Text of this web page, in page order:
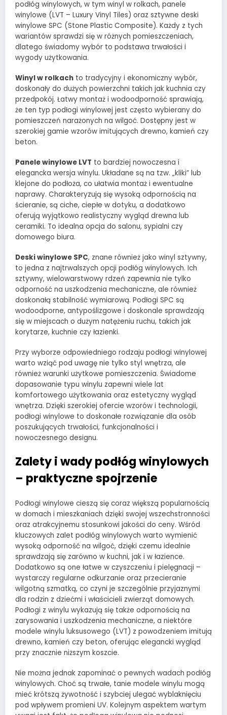
podłóg winylowych, w tym winyl w rolkach, panele
winylowe (LVT – Luxury Vinyl Tiles) oraz sztywne deski
winylowe SPC (Stone Plastic Composite). Każdy z tych
wariantów sprawdzi się w różnych pomieszczeniach,
dlatego świadomy wybór to podstawa trwałości i
wygody użytkowania.
Winyl w rolkach to tradycyjny i ekonomiczny wybór,
doskonały do dużych powierzchni takich jak kuchnia czy
przedpokój. Łatwy montaż i wodoodporność sprawiają,
że ten typ podłogi winylowej jest często wybierany do
pomieszczeń narażonych na wilgoć. Dostępny jest w
szerokiej gamie wzorów imitujących drewno, kamień czy
beton.
Panele winylowe LVT to bardziej nowoczesna i
elegancka wersja winylu. Układane są na tzw. „kliki” lub
klejone do podłoża, co ułatwia montaż i ewentualne
naprawy. Charakteryzują się wysoką odpornością na
ścieranie, są ciche, ciepłe w dotyku, a dodatkowo
oferują wyjątkowo realistyczny wygląd drewna lub
ceramiki. To idealna opcja do salonu, sypialni czy
domowego biura.
Deski winylowe SPC, znane również jako winyl sztywny,
to jedna z najtrwalszych opcji podłóg winylowych. Ich
sztywny, wielowarstwowy rdzeń zapewnia nie tylko
odporność na uszkodzenia mechaniczne, ale również
doskonałą stabilność wymiarową. Podłogi SPC są
wodoodporne, antypoślizgowe i doskonale sprawdzają
się w miejscach o dużym natężeniu ruchu, takich jak
korytarze, kuchnie czy łazienki.
Przy wyborze odpowiedniego rodzaju podłogi winylowej
warto wziąć pod uwagę nie tylko styl wnętrza, ale
również warunki użytkowe pomieszczenia. Świadome
dopasowanie typu winylu zapewni wiele lat
komfortowego użytkowania oraz estetyczny wygląd
wnętrza. Dzięki szerokiej ofercie wzorów i technologii,
podłogi winylowe to doskonałe rozwiązanie dla osób
poszukujących trwałości, funkcjonalności i
nowoczesnego designu.
Zalety i wady podłóg winylowych
– praktyczne spojrzenie
Podłogi winylowe cieszą się coraz większą popularnością
w domach i mieszkaniach dzięki swojej wszechstronności
oraz atrakcyjnemu stosunkowi jakości do ceny. Wśród
kluczowych zalet podłóg winylowych warto wymienić
wysoką odporność na wilgoć, dzięki czemu idealnie
sprawdzają się zarówno w kuchni, jak i w łazience.
Dodatkowo są one łatwe w czyszczeniu i pielęgnacji –
wystarczy regularne odkurzanie oraz przecieranie
wilgotną szmatką, co czyni je szczególnie przyjaznymi
dla rodzin z dziećmi i właścicieli zwierząt domowych.
Podłogi z winylu wykazują się także odpornością na
zarysowania i uszkodzenia mechaniczne, a niektóre
modele winylu luksusowego (LVT) z powodzeniem imitują
drewno, kamień czy beton, oferując elegancki wygląd
przy znacznie niższym koszcie.
Nie można jednak zapominać o pewnych wadach podłóg
winylowych. Choć są trwałe, tanie modele winylu mogą
mieć krótszą żywotność i szybciej ulegać wyblaknięciu
pod wpływem promieni UV. Kolejnym aspektem wartym